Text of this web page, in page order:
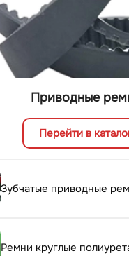
Приводные
Перейти в
Зубчатые приводные
Ремни круглые